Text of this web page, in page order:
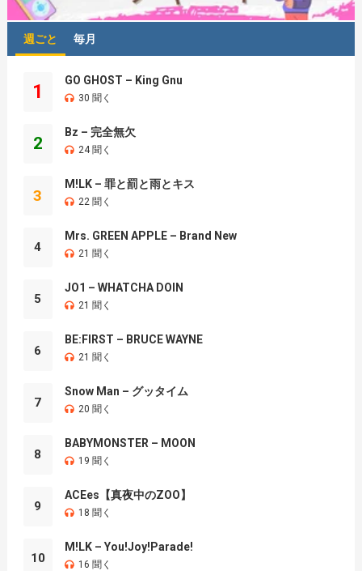
週ごと 毎月
1
GO GHOST – King Gnu
30 聞く
2
Bz – 完全無欠
24 聞く
3
M!LK – 罪と罰と雨とキス
22 聞く
4
Mrs. GREEN APPLE – Brand New
21 聞く
5
JO1 – WHATCHA DOIN
21 聞く
6
BE:FIRST – BRUCE WAYNE
21 聞く
7
Snow Man – グッタイム
20 聞く
8
BABYMONSTER – MOON
19 聞く
9
ACEes【真夜中のZOO】
18 聞く
10
M!LK – You!Joy!Parade!
16 聞く